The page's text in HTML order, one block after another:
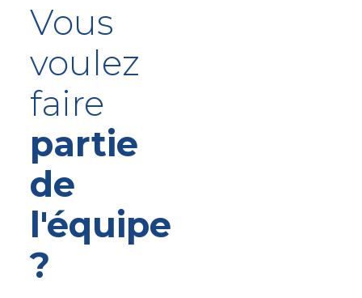
Vous
voulez
faire
partie
de
l'équipe
?